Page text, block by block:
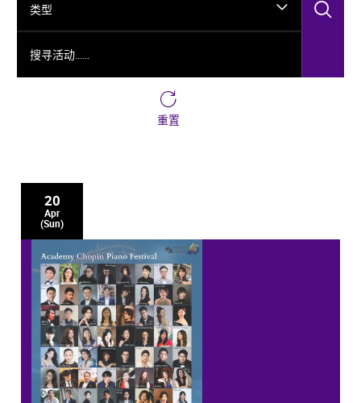
类型
重置
20
Apr
(Sun)